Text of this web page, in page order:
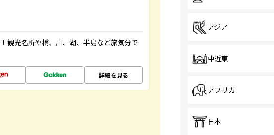
観光名所や橋、川、湖、半島など旅気分で
詳細を見る
アジア
中近東
アフリカ
日本